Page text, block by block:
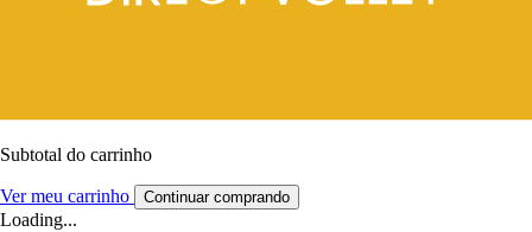
Subtotal do carrinho
Ver meu carrinho Continuar comprando
Loading...